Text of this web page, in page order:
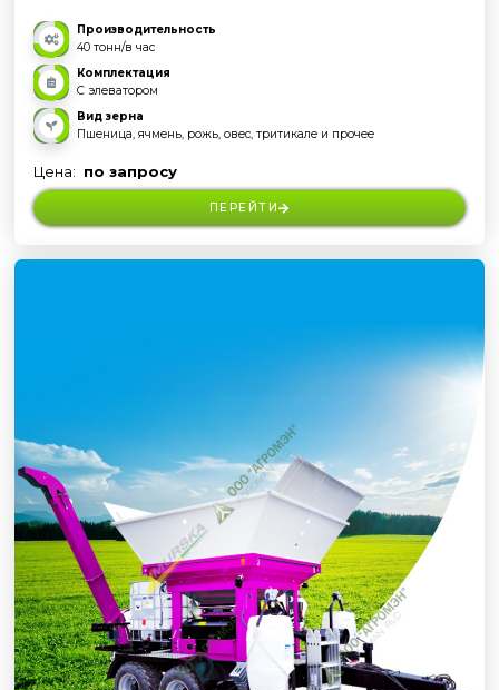
Производительность
40 тонн/в час
Комплектация
С элеватором
Вид зерна
Пшеница, ячмень, рожь, овес, тритикале и прочее
Цена: по запросу
ПЕРЕЙТИ